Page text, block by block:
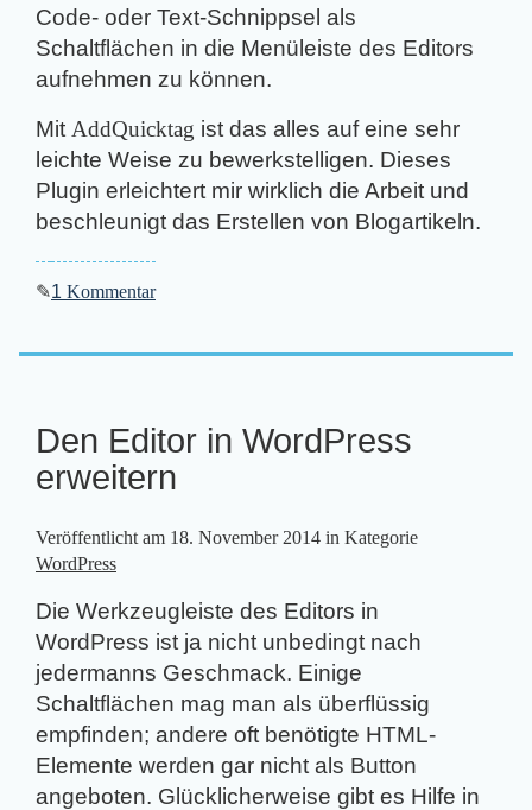
Code- oder Text-Schnippsel als
Schaltflächen in die Menüleiste des Editors
aufnehmen zu können.
Mit AddQuicktag ist das alles auf eine sehr
leichte Weise zu bewerkstelligen. Dieses
Plugin erleichtert mir wirklich die Arbeit und
beschleunigt das Erstellen von Blogartikeln.
✎1 Kommentar
Den Editor in WordPress
erweitern
Veröffentlicht am 18. November 2014 in Kategorie
WordPress
Die Werkzeugleiste des Editors in
WordPress ist ja nicht unbedingt nach
jedermanns Geschmack. Einige
Schaltflächen mag man als überflüssig
empfinden; andere oft benötigte HTML-
Elemente werden gar nicht als Button
angeboten. Glücklicherweise gibt es Hilfe in